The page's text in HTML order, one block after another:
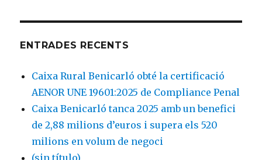
ENTRADES RECENTS
Caixa Rural Benicarló obté la certificació
AENOR UNE 19601:2025 de Compliance Penal
Caixa Benicarló tanca 2025 amb un benefici
de 2,88 milions d’euros i supera els 520
milions en volum de negoci
(sin título)